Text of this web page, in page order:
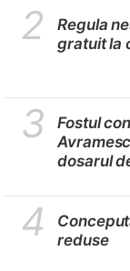
2
Regula
gratuit la
3
Fostul
dosarul
4
reduse